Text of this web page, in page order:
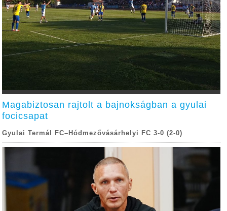
Magabiztosan rajtolt a bajnokságban a gyulai
focicsapat
Gyulai Termál FC–Hódmezővásárhelyi FC 3-0 (2-0)